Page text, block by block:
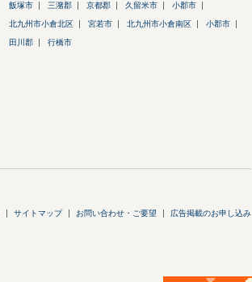
飯塚市 三潴郡 京都郡 久留米市 小郡市
北九州市小倉北区 宮若市 北九州市小倉南区 小郡市
田川郡 行橋市
サイトマップ お問い合わせ・ご要望 広告掲載のお申し込み